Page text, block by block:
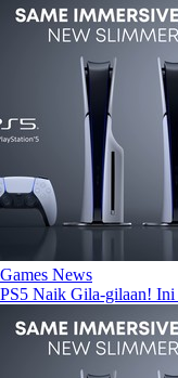
Games News
PS5 Naik Gila-gilaan! Ini